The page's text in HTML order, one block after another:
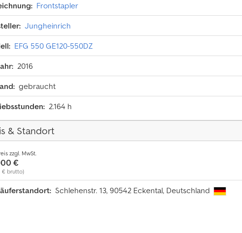
Frontstapler
Jungheinrich
EFG 550 GE120-550DZ
2016
gebraucht
2.164 h
& Standort
zzgl. MwSt.
€
€ brutto)
Schlehenstr. 13, 90542 Eckental, Deutschland